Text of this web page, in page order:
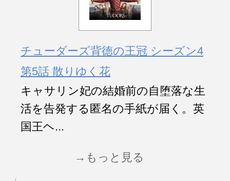
チューダーズ背徳の王冠 シーズン4
第5話 散りゆく花
キャサリン妃の結婚前の自堕落な生
活を告発する匿名の手紙が届く。英
国王ヘ...
→もっと見る